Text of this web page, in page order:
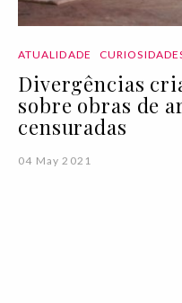
ATUALIDADE
Divergências
sobre obras de
censuradas
04 May 2021